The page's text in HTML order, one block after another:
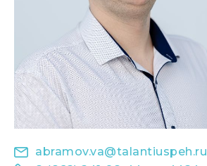
abramov.va@talantiuspeh.ru